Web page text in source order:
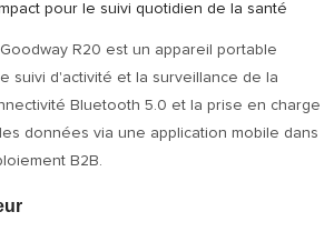
pour le suivi quotidien de la santé
R20 est un appareil portable
suivi d'activité et la surveillance de la
Bluetooth 5.0 et la prise en charge
données via une application mobile dans
B2B.